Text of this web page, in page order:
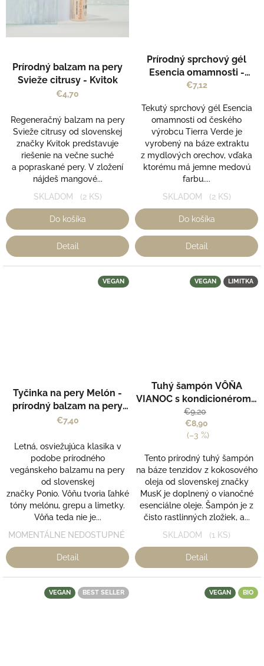
Prírodný balzam na pery
Svieže citrusy - Kvitok
€4,70
Regeneračný balzam na pery
Svieže citrusy od slovenskej
značky Kvitok predstavuje
riešenie na večne suché
a popraskané pery. V zložení
nájdeš mangové...
SKLADOM (2 KS)
Do košíka
Detail
Prírodný sprchový gél
Esencia omamnosti -
Ylang-ylang & Kardamóm
€7,12
Tekutý sprchový gél Esencia
omamnosti od českého
výrobcu Tierra Verde je
vyrobený na báze extraktu
z mydlových orechov, vďaka
ktorému má jemne medovú
farbu....
SKLADOM (2 KS)
Do košíka
Detail
VEGAN
Tyčinka na pery Melón -
prírodný balzam na pery
Ponio
€7,40
Letná, osviežujúca klasika v
podobe prírodného
vegánskeho balzamu na pery
od slovenskej
značky Ponio. Vôňu tvoria ľahké
tóny melónu, grepu a limetky.
Vôňa teda nie je...
MOMENTÁLNE NEDOSTUPNÉ
Detail
VEGAN LIMITKA
Tuhý šampón VÔŇA
VIANOC s kondicionérom -
limitovaná edícia MusK
€9,20
€8,90
(–3 %)
Tento prírodný tuhý šampón
na báze tenzidov z kokosového
oleja od slovenskej značky
MusK je doplnený o vianočné
esenciálne oleje. Šampón je z
čisto rastlinných zložiek, a...
SKLADOM (1 KS)
Detail
VEGAN BEST SELLER VEGAN BIO